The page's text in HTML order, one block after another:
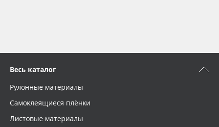
Весь каталог
Рулонные материалы
Самоклеящиеся плёнки
Листовые материалы